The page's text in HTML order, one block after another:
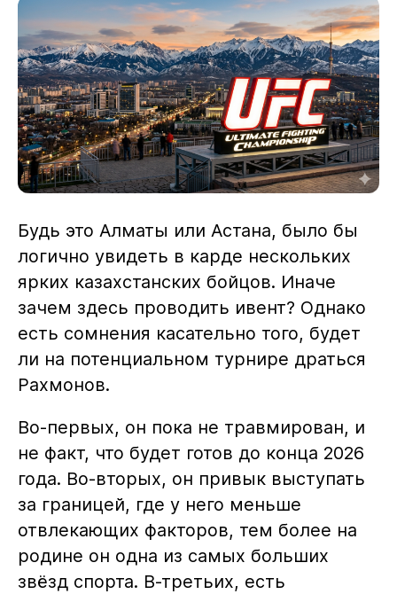
Будь это Алматы или Астана, было бы
логично увидеть в карде нескольких
ярких казахстанских бойцов. Иначе
зачем здесь проводить ивент? Однако
есть сомнения касательно того, будет
ли на потенциальном турнире драться
Рахмонов.
Во-первых, он пока не травмирован, и
не факт, что будет готов до конца 2026
года. Во-вторых, он привык выступать
за границей, где у него меньше
отвлекающих факторов, тем более на
родине он одна из самых больших
звёзд спорта. В-третьих, есть